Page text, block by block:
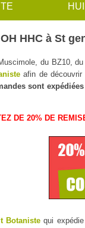
HHC à St
du BZ10,
afin de
sont
DE 20% DE
Botanistequi expédie